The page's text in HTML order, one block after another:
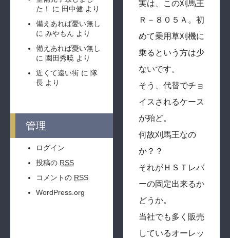
た！
に 田中健 より
備えあれば憂い無し
に みやもん より
備えあれば憂い無し
に 園田秀暁 より
近くて遠い街 に 隊
長 より
管理
ログイン
投稿の RSS
コメントの RSS
WordPress.org
実は、この刈馬王
Ｒ－８０５Ａ。初
めて乗用草刈機に
乗るという方は少
ないです。
そう、代替でチョ
イスされるケース
が殆ど。
何故刈馬王なの
か？？
それがＨＳＴレバ
ーの固定出来るか
どうか。
当社でも多く販売
しているオーレッ